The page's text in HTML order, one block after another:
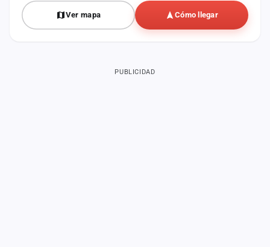
Ver mapa Cómo llegar
PUBLICIDAD